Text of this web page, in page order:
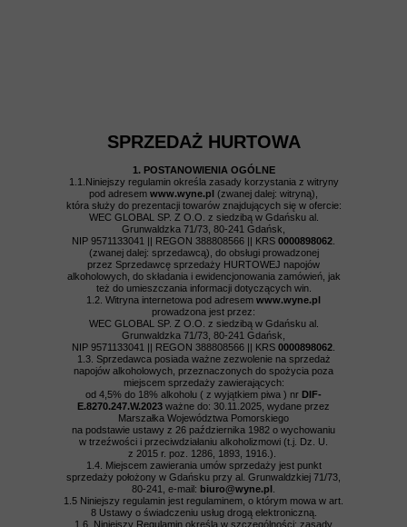
SPRZEDAŻ HURTOWA
1. POSTANOWIENIA OGÓLNE
1.1.Niniejszy regulamin określa zasady korzystania z witryny
pod adresem www.wyne.pl (zwanej dalej: witryną),
która służy do prezentacji towarów znajdujących się w ofercie:
WEC GLOBAL SP. Z O.O. z siedzibą w Gdańsku al.
Grunwaldzka 71/73, 80-241 Gdańsk,
NIP 9571133041 || REGON 388808566 || KRS 0000898062
(zwanej dalej: sprzedawcą), do obsługi prowadzonej
przez Sprzedawcę sprzedaży HURTOWEJ napojów
alkoholowych, do składania i ewidencjonowania zamówień, jak
też do umieszczania informacji dotyczących win.
1.2. Witryna internetowa pod adresem www.wyne.pl
prowadzona jest przez:
WEC GLOBAL SP. Z O.O. z siedzibą w Gdańsku al.
Grunwaldzka 71/73, 80-241 Gdańsk,
NIP 9571133041 || REGON 388808566 || KRS 0000898062
1.3. Sprzedawca posiada ważne zezwolenie na sprzedaż
napojów alkoholowych, przeznaczonych do spożycia poza
miejscem sprzedaży zawierających:
od 4,5% do 18% alkoholu ( z wyjątkiem piwa ) nr DIF-
E.8270.247.W.2023 ważne do: 30.11.2025, wydane przez
Marszałka Województwa Pomorskiego
na podstawie ustawy z 26 października 1982 o wychowaniu
w trzeźwości i przeciwdziałaniu alkoholizmowi (t.j. Dz. U.
z 2015 r. poz. 1286, 1893, 1916.).
1.4. Miejscem zawierania umów sprzedaży jest punkt
sprzedaży położony w Gdańsku przy al. Grunwaldzkiej 71/73,
80-241, e-mail: biuro@wyne.pl
1.5 Niniejszy regulamin jest regulaminem, o którym mowa w art.
8 Ustawy o świadczeniu usług drogą elektroniczną.
1.6. Niniejszy Regulamin określa w szczególności: zasady